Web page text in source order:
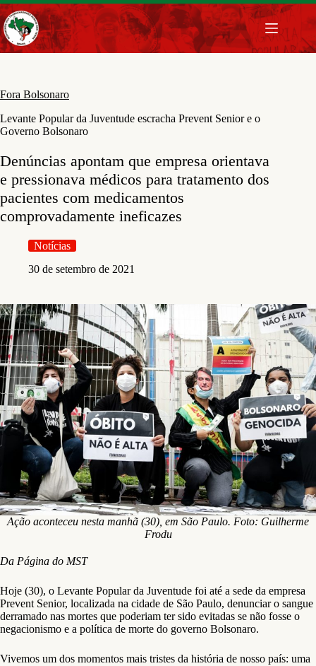
Pular
para
o
conteúdo
Fora Bolsonaro
Levante Popular da Juventude escracha Prevent Senior e o
Governo Bolsonaro
Denúncias apontam que empresa orientava
e pressionava médicos para tratamento dos
pacientes com medicamentos
comprovadamente ineficazes
Notícias
30 de setembro de 2021
Ação aconteceu nesta manhã (30), em São Paulo. Foto: Guilherme
Frodu
Da Página do MST
Hoje (30), o Levante Popular da Juventude foi até a sede da empresa
Prevent Senior, localizada na cidade de São Paulo, denunciar o sangue
derramado nas mortes que poderiam ter sido evitadas se não fosse o
negacionismo e a política de morte do governo Bolsonaro.
Vivemos um dos momentos mais tristes da história de nosso país: uma